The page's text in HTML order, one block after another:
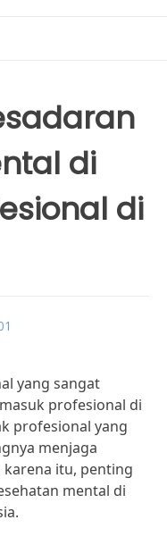
di
di
yang sangat
profesional di
profesional yang
menjaga
karena itu, penting
mental di